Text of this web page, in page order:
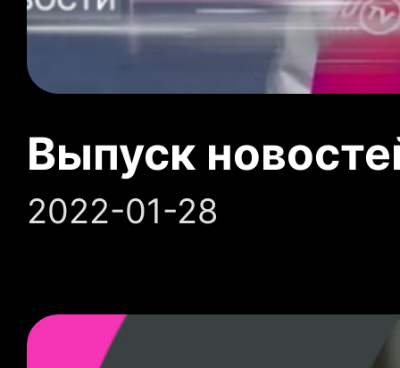
Выпуск
2022-01-28